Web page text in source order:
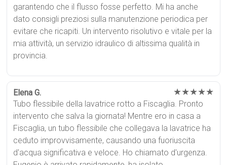
garantendo che il flusso fosse perfetto. Mi ha anche
dato consigli preziosi sulla manutenzione periodica per
evitare che ricapiti. Un intervento risolutivo e vitale per la
mia attività, un servizio idraulico di altissima qualità in
provincia.
Elena G. ★★★★★
Tubo flessibile della lavatrice rotto a Fiscaglia. Pronto
intervento che salva la giornata! Mentre ero in casa a
Fiscaglia, un tubo flessibile che collegava la lavatrice ha
ceduto improvvisamente, causando una fuoriuscita
d'acqua significativa e veloce. Ho chiamato d'urgenza.